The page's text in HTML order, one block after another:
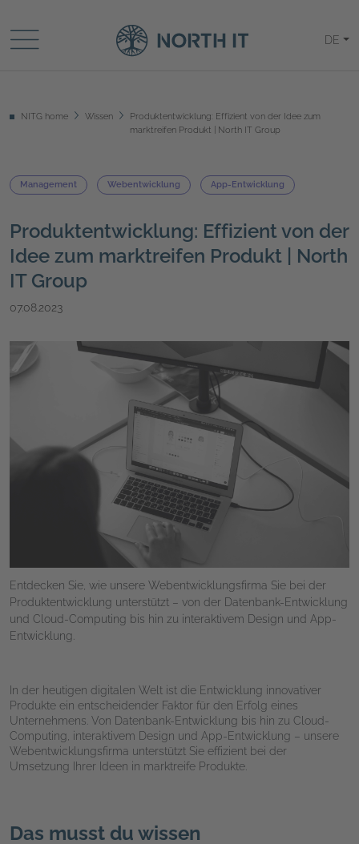
DE
NITG home Wissen
Produktentwicklung: Effizient von der Idee zum
marktreifen Produkt | North IT Group
Management Webentwicklung App-Entwicklung
Produktentwicklung: Effizient von der
Idee zum marktreifen Produkt | North
IT Group
07.08.2023
Entdecken Sie, wie unsere Webentwicklungsfirma Sie bei der
Produktentwicklung unterstützt – von der Datenbank-Entwicklung
und Cloud-Computing bis hin zu interaktivem Design und App-
Entwicklung.
In der heutigen digitalen Welt ist die Entwicklung innovativer
Produkte ein entscheidender Faktor für den Erfolg eines
Unternehmens. Von Datenbank-Entwicklung bis hin zu Cloud-
Computing, interaktivem Design und App-Entwicklung – unsere
Webentwicklungsfirma unterstützt Sie effizient bei der
Umsetzung Ihrer Ideen in marktreife Produkte.
Das musst du wissen